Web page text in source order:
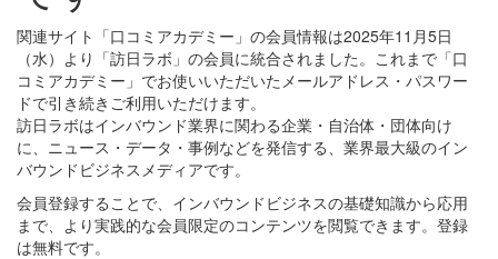
替
え
関連サイト「口コミアカデミー」の会員情報は2025年11月5日
（水）より「訪日ラボ」の会員に統合されました。これまで「口
コミアカデミー」でお使いいただいたメールアドレス・パスワー
ドで引き続きご利用いただけます。
訪日ラボはインバウンド業界に関わる企業・自治体・団体向け
に、ニュース・データ・事例などを発信する、業界最大級のイン
バウンドビジネスメディアです。
会員登録することで、インバウンドビジネスの基礎知識から応用
まで、より実践的な会員限定のコンテンツを閲覧できます。登録
は無料です。